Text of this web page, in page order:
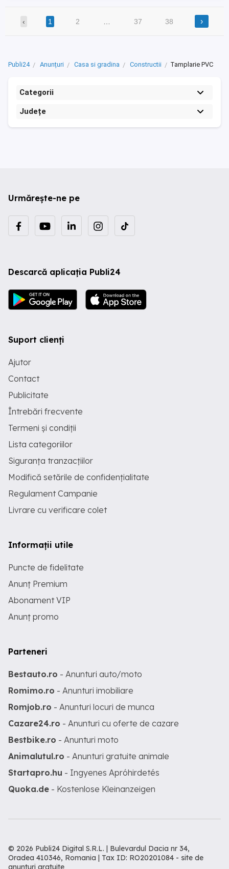
‹ 1 2 37 38 ›
Publi24 Anunțuri Casa si gradina Constructii Tamplarie PVC
Categorii
Județe
Urmărește-ne pe
Descarcă aplicația Publi24
Suport clienți
Ajutor
Contact
Publicitate
Întrebări frecvente
Termeni și condiții
Lista categoriilor
Siguranța tranzacțiilor
Modifică setările de confidențialitate
Regulament Campanie
Livrare cu verificare colet
Informații utile
Puncte de fidelitate
Anunț Premium
Abonament VIP
Anunț promo
Parteneri
Bestauto.ro - Anunturi auto/moto
Romimo.ro - Anunturi imobiliare
Romjob.ro - Anunturi locuri de munca
Cazare24.ro - Anunturi cu oferte de cazare
Bestbike.ro - Anunturi moto
Animalutul.ro - Anunturi gratuite animale
Startapro.hu - Ingyenes Apróhirdetés
Quoka.de - Kostenlose Kleinanzeigen
© 2026 Publi24 Digital S.R.L. | Bulevardul Dacia nr 34,
Oradea 410346, Romania | Tax ID: RO20201084 - site de
anunturi gratuite